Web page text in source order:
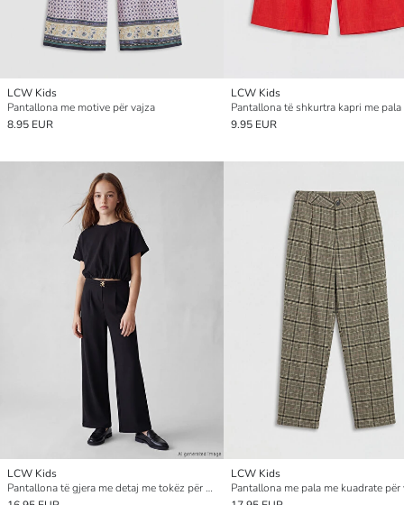
LCW Kids
Pantallona me motive për vajza
8.95 EUR
LCW Kids
9.95 EUR
LCW Kids
Pantallona të gjera me detaj me tokëz për vajza
LCW Kids
Pantallona me pala me kuadrate për